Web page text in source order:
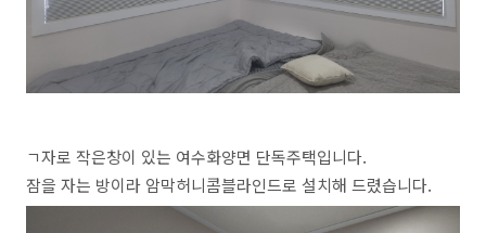
ㄱ자로 작은창이 있는 여수화양면 단독주택입니다.
잠을 자는 방이라 암막허니콤블라인드로 설치해 드렸습니다.